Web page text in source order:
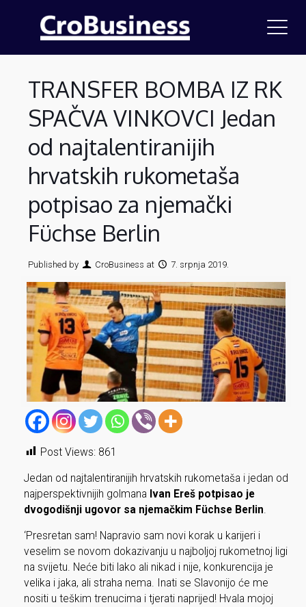
TRANSFER BOMBA IZ RK
SPAČVA VINKOVCI Jedan
od najtalentiranijih
hrvatskih rukometaša
potpisao za njemački
Füchse Berlin
Published by CroBusiness at 7. srpnja 2019.
Post Views: 861
Jedan od najtalentiranijih hrvatskih rukometaša i jedan od
najperspektivnijih golmana Ivan Ereš potpisao je
dvogodišnji ugovor sa njemačkim Füchse Berlin
‘Presretan sam! Napravio sam novi korak u karijeri i
veselim se novom dokazivanju u najboljoj rukometnoj ligi
na svijetu. Neće biti lako ali nikad i nije, konkurencija je
velika i jaka, ali straha nema. Inati se Slavonijo će me
nositi u teškim trenucima i tjerati naprijed! Hvala mojoj